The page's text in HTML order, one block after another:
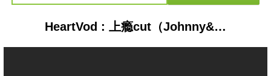
HeartVod : 上瘾cut（Johnny&Timmy）